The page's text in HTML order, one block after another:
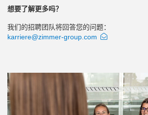
想要了解更多吗？
我们的招聘团队将回答您的问题：
karriere@zimmer-group.com